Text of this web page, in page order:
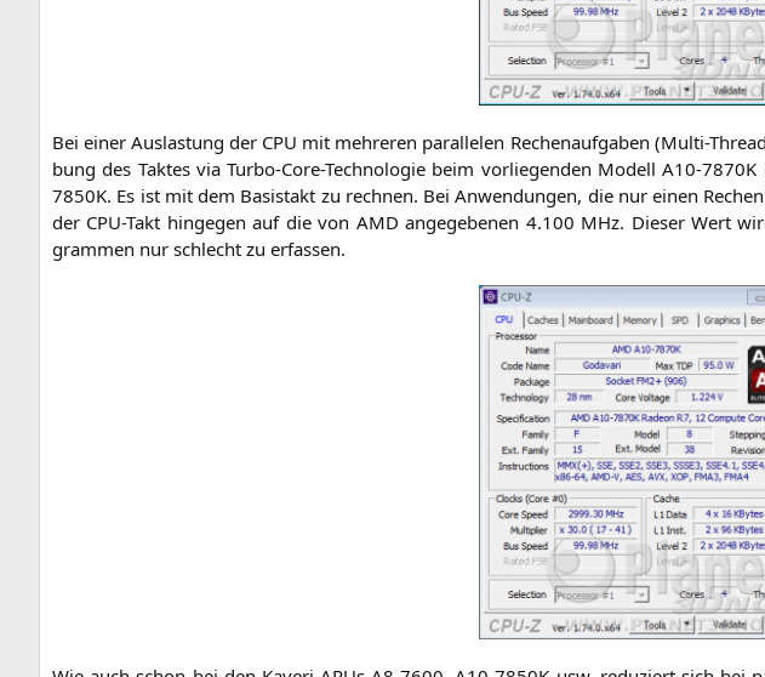
Bei einer Aus­las­tung der CPU mit meh­re­ren par­al­le­len Rechen­auf­ga­ben (Mul­ti-
bung des Tak­tes via Tur­bo-Core-Tech­no­lo­gie beim vor­lie­gen­den ModellA10-7870K
7850K. Es ist mit dem Basistakt zu rech­nen. Bei Anwen­dun­gen, die nur einen
der CPU-Takt hin­ge­gen auf die von AMD ange­ge­be­nen 4.100 MHz. Die­ser Wert
gram­men nur schlecht zu erfassen.